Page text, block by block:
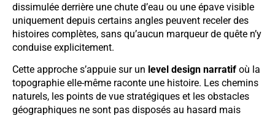
dissimulée derrière une chute d’eau ou une épave visible
uniquement depuis certains angles peuvent receler des
histoires complètes, sans qu’aucun marqueur de quête n’y
conduise explicitement.
Cette approche s’appuie sur un level design narratif où la
topographie elle-même raconte une histoire. Les chemins
naturels, les points de vue stratégiques et les obstacles
géographiques ne sont pas disposés au hasard mais